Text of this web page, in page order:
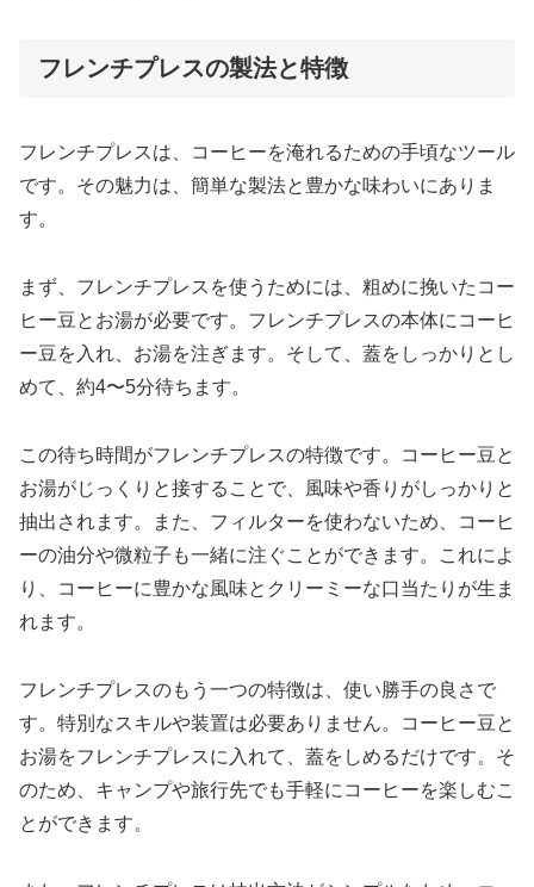
フレンチプレスの製法と特徴
フレンチプレスは、コーヒーを淹れるための手頃なツール
です。その魅力は、簡単な製法と豊かな味わいにありま
す。
まず、フレンチプレスを使うためには、粗めに挽いたコー
ヒー豆とお湯が必要です。フレンチプレスの本体にコーヒ
ー豆を入れ、お湯を注ぎます。そして、蓋をしっかりとし
めて、約4〜5分待ちます。
この待ち時間がフレンチプレスの特徴です。コーヒー豆と
お湯がじっくりと接することで、風味や香りがしっかりと
抽出されます。また、フィルターを使わないため、コーヒ
ーの油分や微粒子も一緒に注ぐことができます。これによ
り、コーヒーに豊かな風味とクリーミーな口当たりが生ま
れます。
フレンチプレスのもう一つの特徴は、使い勝手の良さで
す。特別なスキルや装置は必要ありません。コーヒー豆と
お湯をフレンチプレスに入れて、蓋をしめるだけです。そ
のため、キャンプや旅行先でも手軽にコーヒーを楽しむこ
とができます。